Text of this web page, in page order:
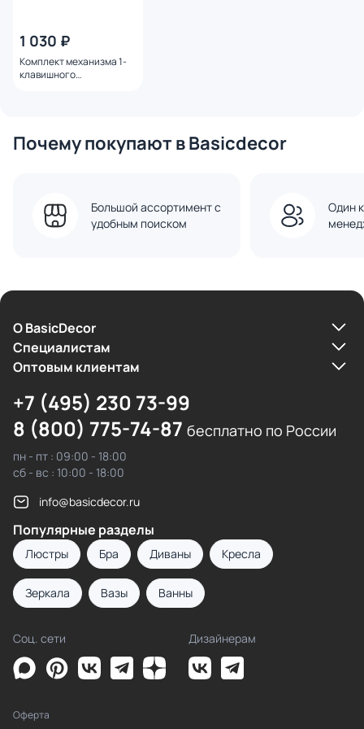
1 030 ₽
Комплект механизма 1-
клавишного
мягкое касание QUANT
PRO
Почему покупают в Basicdecor
Большой ассортимент с
удобным поиском
Один
О BasicDecor
Cпециалистам
Оптовым клиентам
+7 (495) 230 73-99
8 (800) 775-74-87 бесплатно по России
пн - пт : 09:00 - 18:00
сб - вс : 10:00 - 18:00
info@basicdecor.ru
Популярные разделы
Люстры Бра Диваны Кресла
Зеркала Вазы Ванны
Соц. сети Дизайнерам
Оферта